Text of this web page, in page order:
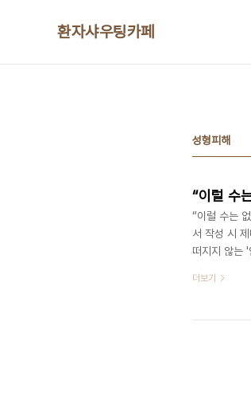
환자샤우팅카페
성형피해
“이럴 수
“이럴 수는
서 작성 시
떠지지 않는
럼 억울한
자문단으로
더보기